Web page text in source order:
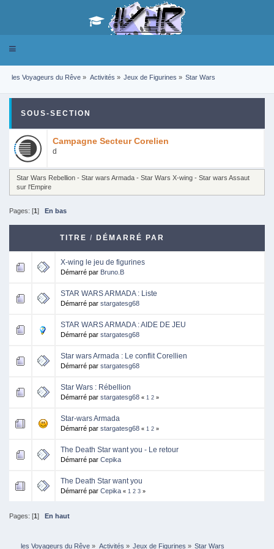
Toggle
les Voyageurs du Rêve » Activités » Jeux de Figurines » Star Wars
SOUS-SECTION
Campagne Secteur Corelien
d
Star Wars Rebellion - Star wars Armada - Star Wars X-wing - Star wars Assaut
sur l'Empire
Pages: [1] En bas
TITRE /DÉMARRÉ PAR
X-wing le jeu de figurines
Démarré par Bruno.B
STAR WARS ARMADA : Liste
Démarré par stargatesg68
STAR WARS ARMADA : AIDE DE JEU
Démarré par stargatesg68
Star wars Armada : Le conflit Corellien
Démarré par stargatesg68
Star Wars : Rébellion
Démarré par stargatesg68 « 1 2»
Star-wars Armada
Démarré par stargatesg68 « 1 2»
The Death Star want you - Le retour
Démarré par Cepika
The Death Star want you
Démarré par Cepika « 1 2 3»
Pages: [1 ] En haut
les Voyageurs du Rêve » Activités » Jeux de Figurines » Star Wars